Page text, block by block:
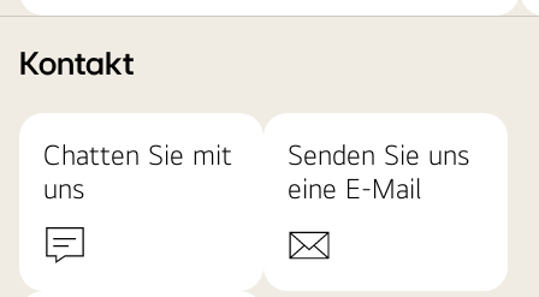
Kontakt
Chatten Sie mit
uns
Senden Sie uns
eine E-Mail